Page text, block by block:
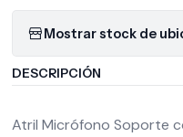
Mostrar stock de
DESCRIPCIÓN
Atril Micrófono Soporte